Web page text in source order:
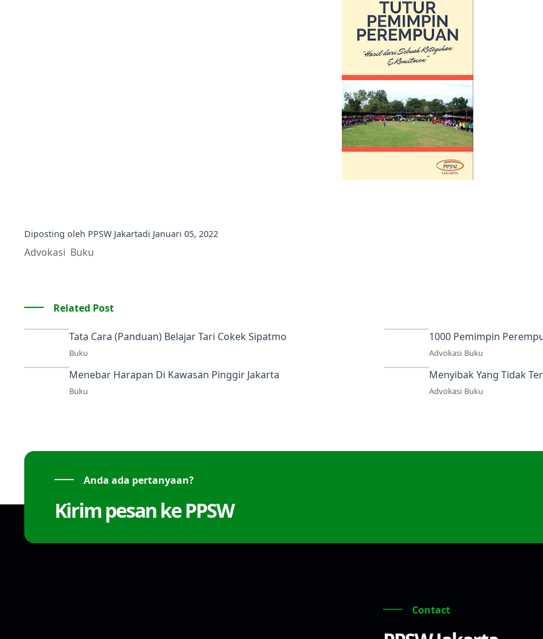
Diposting oleh PPSW Jakartadi Januari 05, 2022
Advokasi Buku
Related Post
Tata Cara (Panduan) Belajar Tari Cokek Sipatmo
Buku
1000 Pemimpin
Advokasi Buku
Menebar Harapan Di Kawasan Pinggir Jakarta
Buku
Menyibak Yang Tidak
Advokasi Buku
Anda ada pertanyaan?
Kirim pesan ke PPSW
Contact